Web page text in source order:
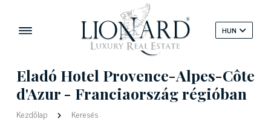
HUN
Eladó Hotel Provence-Alpes-Côte
d'Azur - Franciaország régióban
Kezdőlap Keresés